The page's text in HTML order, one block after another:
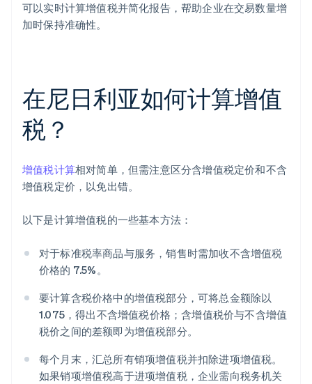
可以实时计算增值税并简化报告，帮助企业在交易数量增
加时保持准确性。
在尼日利亚如何计算增值
税？
增值税计算相对简单，但需注意区分含增值税定价和不含
增值税定价，以免出错。
以下是计算增值税的一些基本方法：
对于标准税率商品与服务，销售时需加收不含增值税
价格的 7.5%。
要计算含税价格中的增值税部分，可将总金额除以
1.075，得出不含增值税价格；含增值税价与不含增值
税价之间的差额即为增值税部分。
每个月末，汇总所有销项增值税并扣除进项增值税。
如果销项增值税高于进项增值税，企业需向税务机关